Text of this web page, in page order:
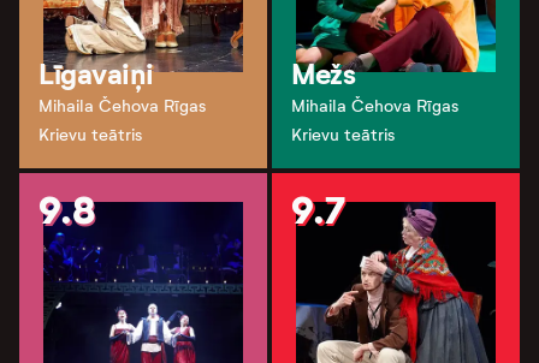
Līgavaiņi
Mihaila Čehova Rīgas
Krievu teātris
Mežs
Mihaila Čehova Rīgas
Krievu teātris
9.8 9.7